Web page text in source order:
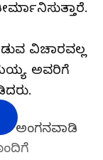
ವಿಚಾರವಲ್ಲ
ಅವರಿಗೆ
ಅಂಗನವಾಡಿ